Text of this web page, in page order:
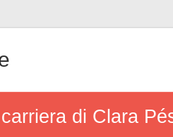
di Clara